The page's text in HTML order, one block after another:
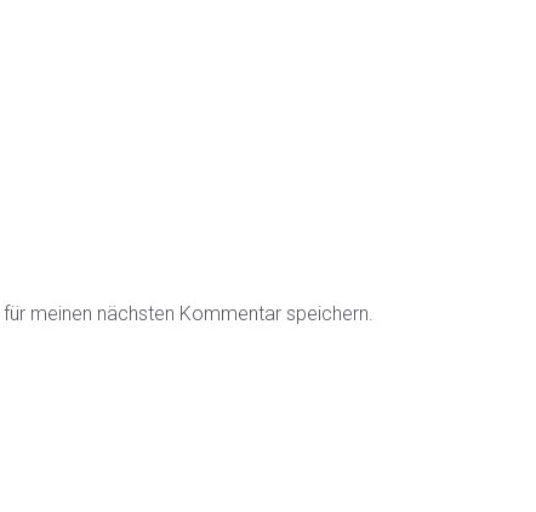
meinen nächsten Kommentar speichern.